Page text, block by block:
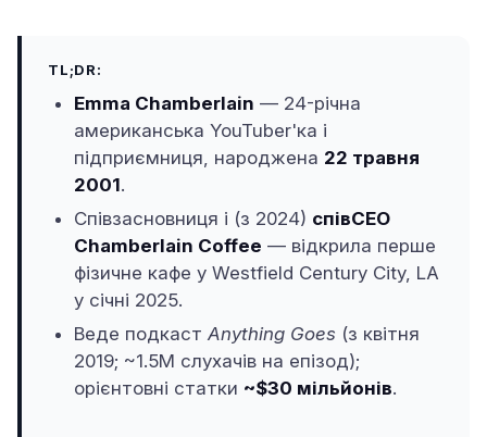
TL;DR:
Emma Chamberlain — 24-річна
американська YouTuber'ка і
підприємниця, народжена 22 травня
2001.
Співзасновниця і (з 2024) співCEO
Chamberlain Coffee — відкрила перше
фізичне кафе у Westfield Century City, LA
у січні 2025.
Веде подкастAnything Goes (з квітня
2019; ~1.5M слухачів на епізод);
орієнтовні статки ~$30 мільйонів.